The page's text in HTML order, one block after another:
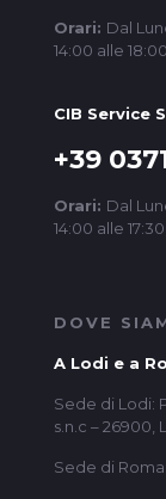
Orari: Dal
14:00 alle 18:00
CIB Service
+39
Orari: Dal
14:00 alle 17:30
DOVE
A Lodi e a
Sede di Lodi:
s.n.c – 26900,
Sede di